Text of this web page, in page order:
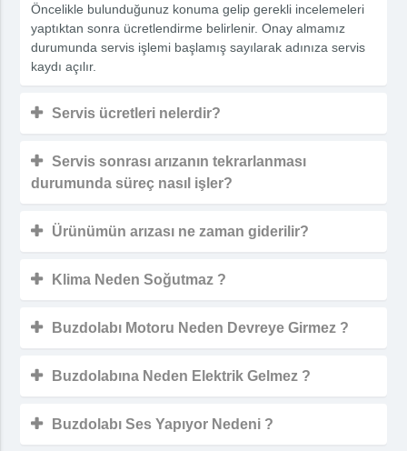
Öncelikle bulunduğunuz konuma gelip gerekli incelemeleri
yaptıktan sonra ücretlendirme belirlenir. Onay almamız
durumunda servis işlemi başlamış sayılarak adınıza servis
kaydı açılır.
Servis ücretleri nelerdir?
Servis sonrası arızanın tekrarlanması
durumunda süreç nasıl işler?
Ürünümün arızası ne zaman giderilir?
Klima Neden Soğutmaz ?
Buzdolabı Motoru Neden Devreye Girmez ?
Buzdolabına Neden Elektrik Gelmez ?
Buzdolabı Ses Yapıyor Nedeni ?